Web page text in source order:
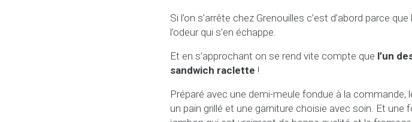
Si l’on s’arrête chez Grenouilles c’est d’abord parce
l’odeur qui s’en échappe.
Et en s’approchant on se rend vite compte que l’un
sandwich raclette !
Préparé avec une demi-meule fondue à la
un pain grillé et une garniture choisie avec soin. Et une